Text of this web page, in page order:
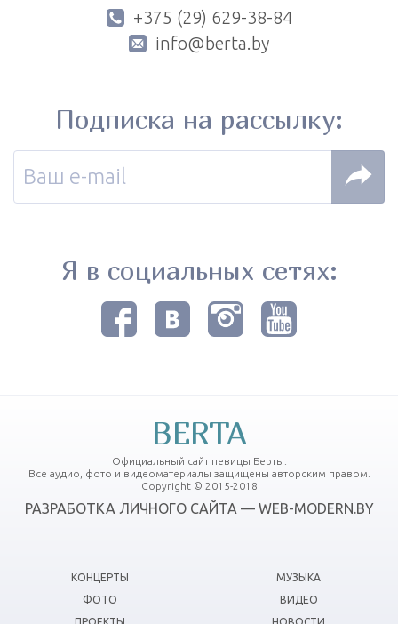
+375 (29) 629-38-84
info@berta.by
Подписка на рассылку:
Я в социальных сетях:
BERTA
Официальный сайт певицы Берты.
Все аудио, фото и видеоматериалы защищены авторским правом.
Copyright © 2015-2018
РАЗРАБОТКА ЛИЧНОГО САЙТА — WEB-MODERN.BY
КОНЦЕРТЫ
ФОТО
МУЗЫКА
ВИДЕО